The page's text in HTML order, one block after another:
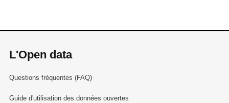
L'Open data
Questions fréquentes (FAQ)
Guide d'utilisation des données ouvertes